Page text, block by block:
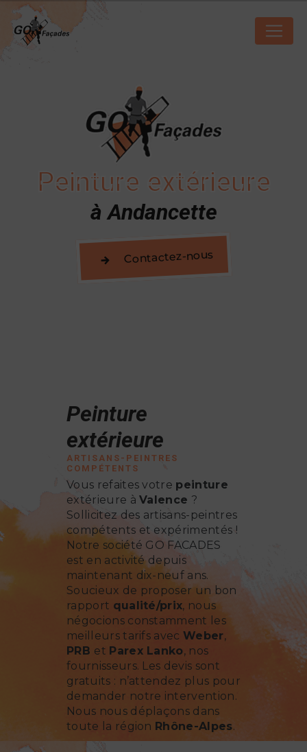
Peinture extérieure
à Andancette
Contactez-nous
Peinture
extérieure
ARTISANS-PEINTRES
COMPÉTENTS
Vous refaites votre peinture
extérieure àValence ?
Sollicitez des artisans-peintres
compétents et expérimentés !
Notre société GO FACADES
est en activité depuis
maintenant dix-neuf ans.
Soucieux de proposer un bon
rapport qualité/prix, nous
négocions constamment les
meilleurs tarifs avecWeber,
PRB et Parex Lanko, nos
fournisseurs. Les devis sont
gratuits : n’attendez plus pour
demander notre intervention.
Nous nous déplaçons dans
toute la région Rhône-Alpes.
Panneau de gestion des cookies